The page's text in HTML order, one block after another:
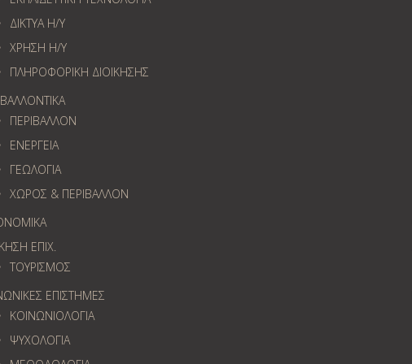
ΔΙΚΤΥΑ Η/Υ
ΧΡΗΣΗ Η/Υ
ΠΛΗΡΟΦΟΡΙΚΗ ΔΙΟΙΚΗΣΗΣ
ΠΕΡΙΒΑΛΛΟΝ
ΕΝΕΡΓΕΙΑ
ΓΕΩΛOΓΙΑ
ΧΩΡΟΣ & ΠΕΡΙΒΑΛΛΟΝ
ΕΠΙΧ.
ΤΟΥΡΙΣΜΟΣ
ΕΠΙΣΤΗΜΕΣ
ΚΟΙΝΩΝΙΟΛΟΓΙΑ
ΨΥΧΟΛΟΓΙΑ